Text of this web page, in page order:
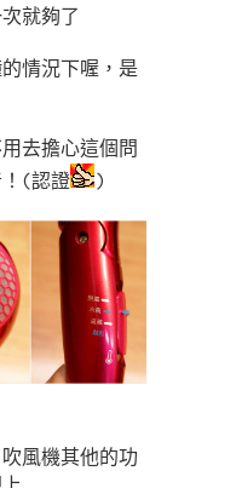
就夠了
情況下喔，是
去擔心這個問
！(認證
)
吹風機其他的功